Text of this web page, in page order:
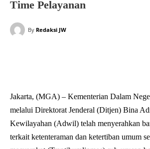
Time Pelayanan
By Redaksi JW
Jakarta, (MGA) – Kementerian Dalam
melalui Direktorat Jenderal (Ditjen) Bina
Kewilayahan (Adwil) telah menyerahkan
terkait ketenteraman dan ketertiban umum